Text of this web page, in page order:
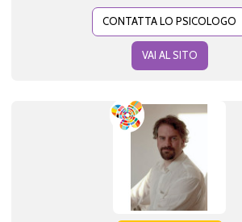
CONTATTA LO PSICOLOGO
VAI AL SITO